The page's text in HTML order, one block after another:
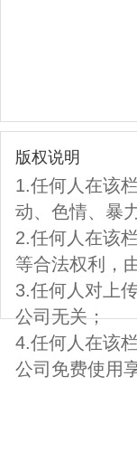
版权说明
1.任何人在该
动、色情、暴
2.任何人在该
等合法权利，
3.任何人对上
公司无关；
4.任何人在该
公司免费使用